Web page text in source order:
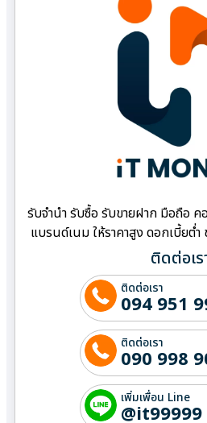
รับจำนำ รับซื้อ รับขายฝาก มือถือ
แบรนด์เนม ให้ราคาสูง ดอกเบี้ยต่ำ
ติดต่อเร
ติดต่อเรา
094 951
ติดต่อเรา
090 998
เพิ่มเพื่อน Line
@it99999